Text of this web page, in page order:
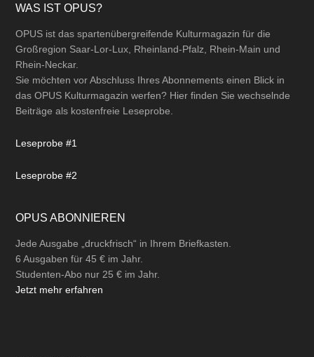
Footer
WAS IST OPUS?
OPUS ist das spartenübergreifende Kulturmagazin für die
Großregion Saar-Lor-Lux, Rheinland-Pfalz, Rhein-Main und
Rhein-Neckar.
Sie möchten vor Abschluss Ihres Abonnements einen Blick in
das OPUS Kulturmagazin werfen? Hier finden Sie wechselnde
Beiträge als kostenfreie Leseprobe.
Leseprobe #1
Leseprobe #2
OPUS ABONNIEREN
Jede Ausgabe „druckfrisch“ in Ihrem Briefkasten.
6 Ausgaben für 45 € im Jahr.
Studenten-Abo nur 25 € im Jahr.
Jetzt mehr erfahren